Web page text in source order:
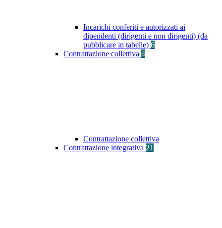
Incarichi conferiti e autorizzati ai
dipendenti (dirigenti e non dirigenti) (da
pubblicare in tabelle) 6
Contrattazione collettiva 4
Contrattazione collettiva
Contrattazione integrativa 21